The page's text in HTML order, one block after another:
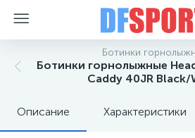
Ботинки
Ботинки горнолыжные
Caddy 40JR Black/
Описание Характеристики